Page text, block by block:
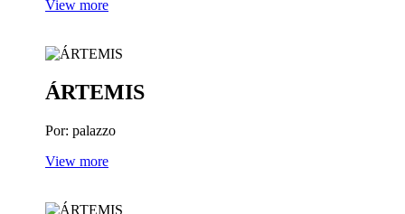
View more
ÁRTEMIS
Por: palazzo
View more